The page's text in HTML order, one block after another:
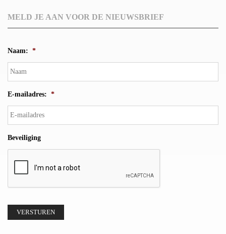
MELD JE AAN VOOR DE NIEUWSBRIEF
Naam: *
E-mailadres: *
Beveiliging
VERSTUREN